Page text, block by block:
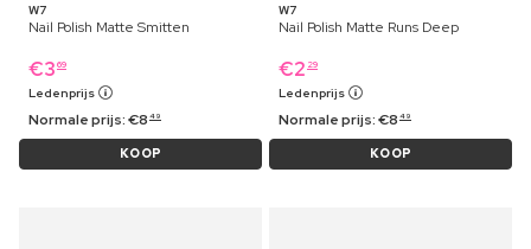
W7
Nail Polish Matte Smitten
€3 69
Ledenprijs
Normale prijs:€8 49
KOOP
W7
Nail Polish Matte Runs Deep
€2 29
Ledenprijs
Normale prijs:€8 49
KOOP